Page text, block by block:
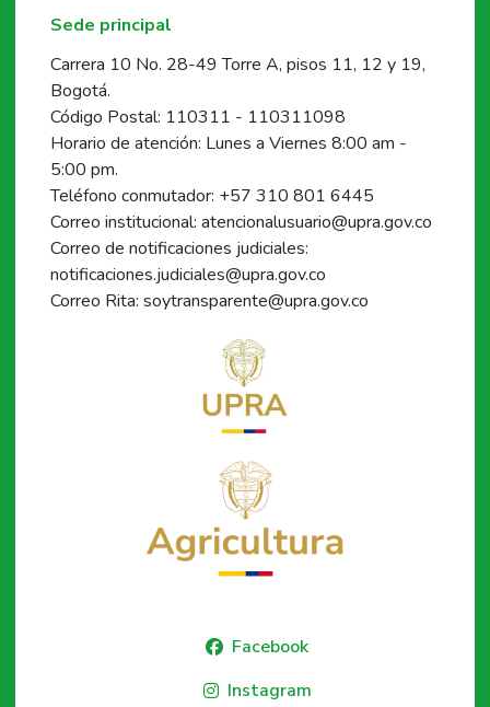
Sede principal
Carrera 10 No. 28-49 Torre A, pisos 11, 12 y 19,
Bogotá.
Código Postal: 110311 - 110311098
Horario de atención: Lunes a Viernes 8:00 am -
5:00 pm.
Teléfono conmutador: +57 310 801 6445
Correo institucional: atencionalusuario@upra.gov.co
Correo de notificaciones judiciales:
notificaciones.judiciales@upra.gov.co
Correo Rita: soytransparente@upra.gov.co
Facebook
Instagram